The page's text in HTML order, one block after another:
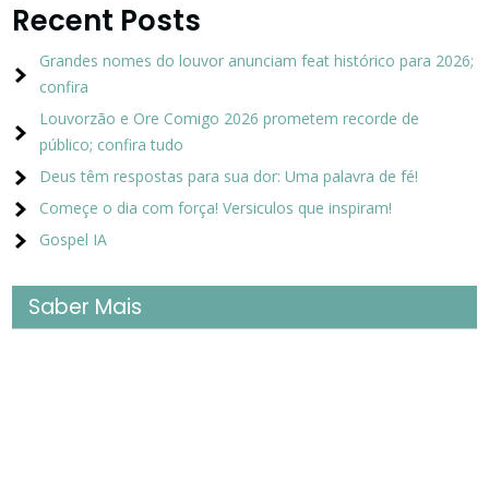
Recent Posts
Grandes nomes do louvor anunciam feat histórico para 2026;
confira
Louvorzão e Ore Comigo 2026 prometem recorde de
público; confira tudo
Deus têm respostas para sua dor: Uma palavra de fé!
Começe o dia com força! Versiculos que inspiram!
Gospel IA
Saber Mais